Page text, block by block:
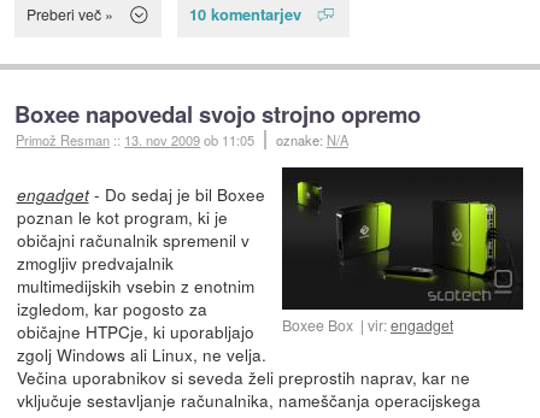
Preberi več » 10 komentarjev
Boxee napovedal svojo strojno opremo
Primož Resman :: 13. nov 2009ob 11:05 oznake: N/A
Boxee Box vir:engadget
engadget- Do sedaj je bil Boxee
poznan le kot program, ki je
običajni računalnik spremenil v
zmogljiv predvajalnik
multimedijskih vsebin z enotnim
izgledom, kar pogosto za
običajne HTPCje, ki uporabljajo
zgolj Windows ali Linux, ne velja.
Večina uporabnikov si seveda želi preprostih naprav, kar ne
vključuje sestavljanje računalnika, nameščanja operacijskega